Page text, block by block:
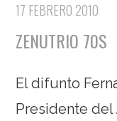
17 FEBRERO 2010
ZENUTRIO 70S
El difunto
Presidente del